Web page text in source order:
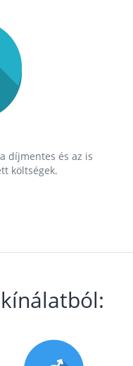
díjmentes és az is
költségek.